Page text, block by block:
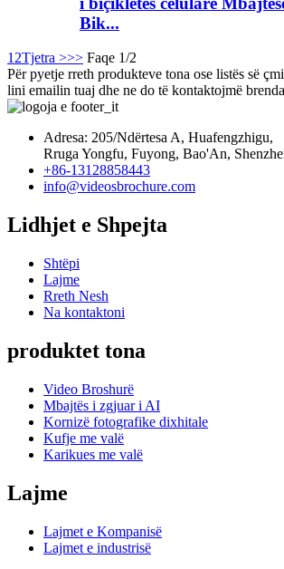
Bik...
12Tjetra >>> Faqe 1/2
Për pyetje rreth produkteve tona ose listës së
lini emailin tuaj dhe ne do të kontaktojmë
Adresa: 205/Ndërtesa A, Huafengzhigu,
Rruga Yongfu, Fuyong, Bao'An,
+86-13128858443
info@videosbrochure.com
Lidhjet e Shpejta
Shtëpi
Lajme
Rreth Nesh
Na kontaktoni
produktet tona
Video Broshurë
Mbajtës i zgjuar i AI
Kornizë fotografike dixhitale
Kufje me valë
Karikues me valë
Lajme
Lajmet e Kompanisë
Lajmet e industrisë